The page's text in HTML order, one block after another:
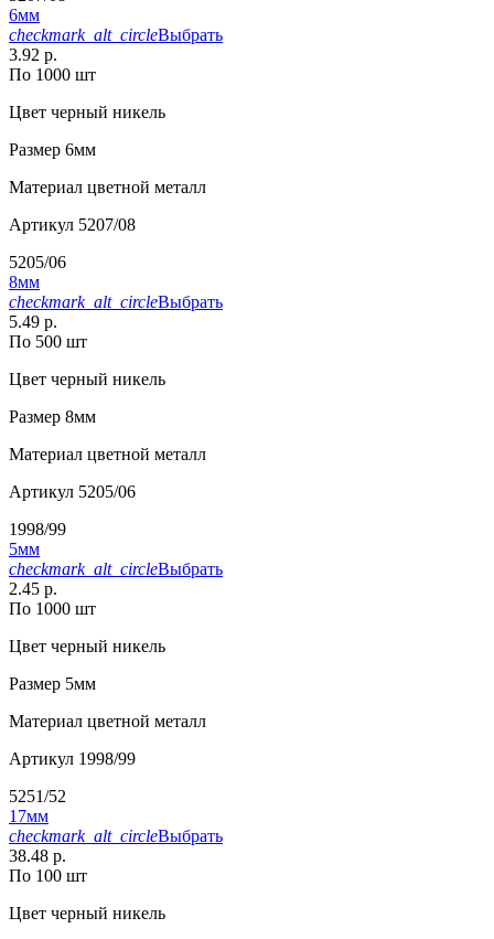
6мм
checkmark_alt_circleВыбрать
3.92 р.
По 1000 шт
Цвет черный никель
Размер 6мм
Материал цветной металл
Артикул 5207/08
5205/06
8мм
checkmark_alt_circleВыбрать
5.49 р.
По 500 шт
Цвет черный никель
Размер 8мм
Материал цветной металл
Артикул 5205/06
1998/99
5мм
checkmark_alt_circleВыбрать
2.45 р.
По 1000 шт
Цвет черный никель
Размер 5мм
Материал цветной металл
Артикул 1998/99
5251/52
17мм
checkmark_alt_circleВыбрать
38.48 р.
По 100 шт
Цвет черный никель